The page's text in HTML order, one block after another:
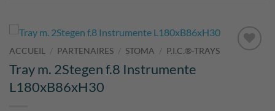
ACCUEIL / PARTENAIRES / STOMA / P.I.C.®-TRAYS
Tray m. 2Stegen f.8 Instrumente
L180xB86xH30